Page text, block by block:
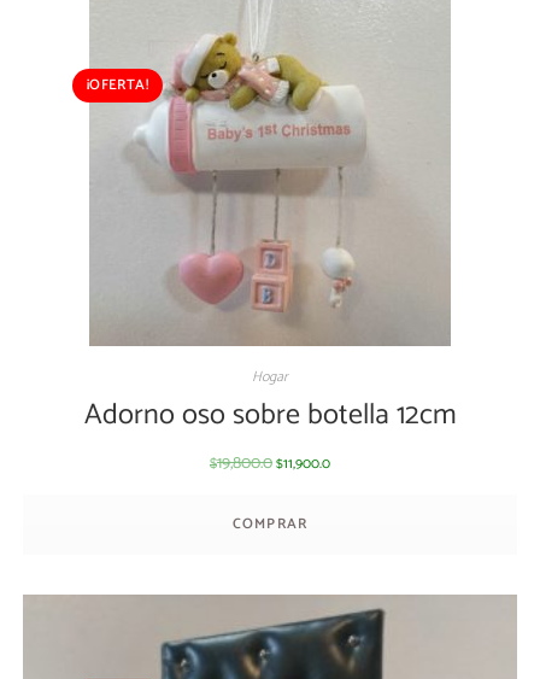
¡OFERTA!
Hogar
Adorno oso sobre botella 12cm
$19,800.0 $11,900.0
COMPRAR